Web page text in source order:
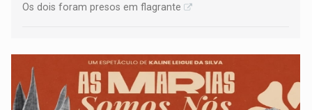
Os dois foram presos em flagrante